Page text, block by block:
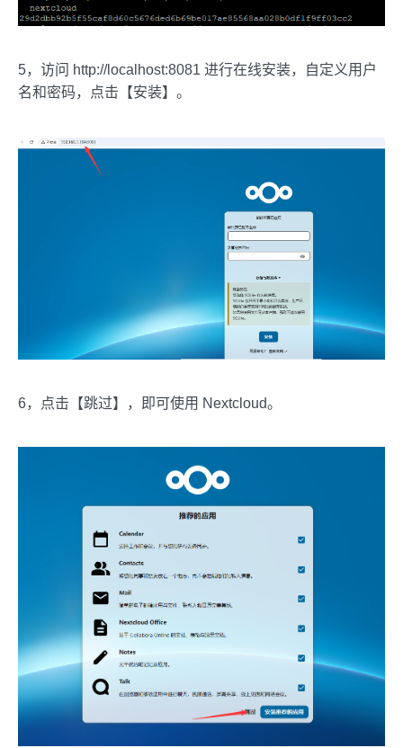
5，访问 http://localhost:8081 进行在线安装，自定义用户
名和密码，点击【安装】。
6，点击【跳过】，即可使用 Nextcloud。